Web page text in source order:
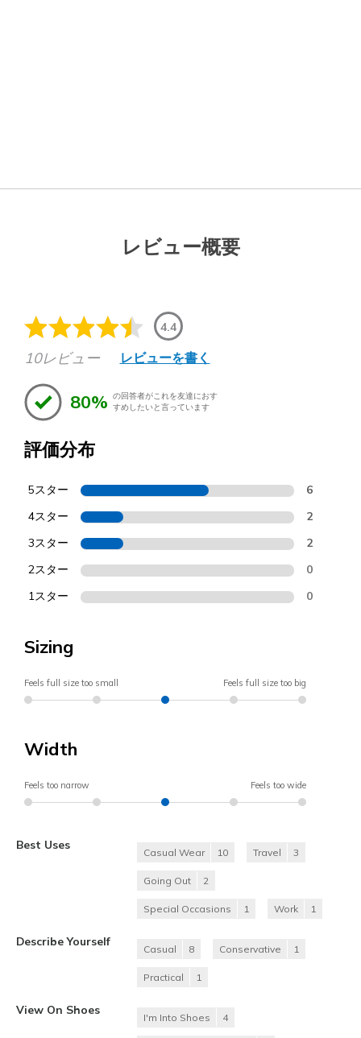
レビュー概要
4.4
10レビュー レビューを書く
80% の回答者がこれを友達におす
すめしたいと言っています
評価分布
5スター 6
4スター 2
3スター 2
2スター 0
1スター 0
Sizing
Feels full size too small Feels full size too big
Width
Feels too narrow Feels too wide
Best Uses
Casual Wear 10 Travel 3
Going Out 2
Special Occasions 1 Work 1
Describe Yourself
Casual 8 Conservative 1
Practical 1
View On Shoes
I'm Into Shoes 4